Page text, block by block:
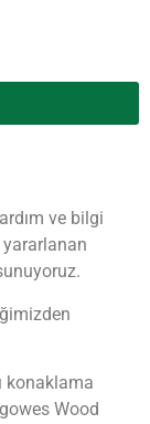
ve bilgi
konaklama
Wood